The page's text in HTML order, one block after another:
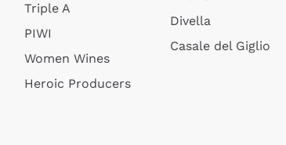
Triple A
PIWI
Women Wines
Heroic Producers
Divella
Casale del Giglio